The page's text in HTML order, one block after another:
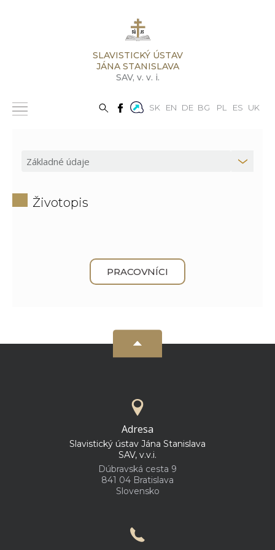
SLAVISTICKÝ ÚSTAV
JÁNA STANISLAVA
SAV, v. v. i.
UK
ES
PL
BG
DE
EN
SK
Životopis
PRACOVNÍCI
Adresa
Slavistický ústav Jána Stanislava
SAV, v.v.i.
Dúbravská cesta 9
841 04 Bratislava
Slovensko